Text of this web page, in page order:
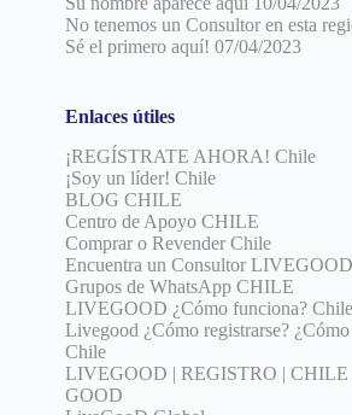
No tenemos un Consultor en esta
Sé el primero aquí! 07/04/2023
Enlaces útiles
¡REGÍSTRATE AHORA! Chile
¡Soy un líder! Chile
BLOG CHILE
Centro de Apoyo CHILE
Comprar o Revender Chile
Encuentra un Consultor
Grupos de WhatsApp CHILE
LIVEGOOD ¿Cómo funciona? Chile
Livegood ¿Cómo registrarse?
Chile
LIVEGOOD | REGISTRO |
GOOD